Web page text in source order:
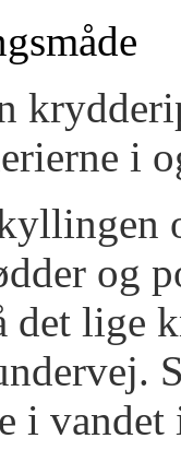
i
og
det lige
i vandet